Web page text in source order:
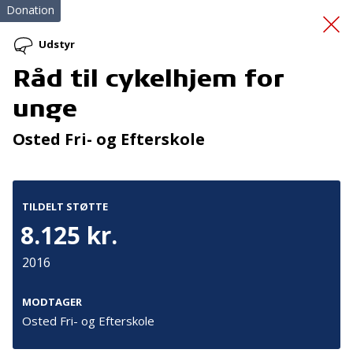
Familiecampingferie
2026
Donation
Udstyr
Råd til cykelhjem for
unge
Osted Fri- og Efterskole
TILDELT STØTTE
8.125 kr.
2016
MODTAGER
Osted Fri- og Efterskole
Tilmeld nyhedsbrev
De seneste nyheder om TrygFondens og TryghedsGruppens
aktiviteter direkte i din indbakke.